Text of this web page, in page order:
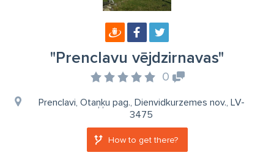
"Prenclavu vējdzirnavas"
0
Prenclavi, Otaņķu pag., Dienvidkurzemes nov., LV-
3475
How to get there?